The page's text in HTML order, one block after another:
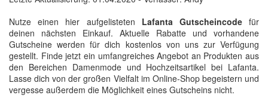
Nutze einen hier aufgelisteten Lafanta Gutscheincodefür
deinen nächsten Einkauf. Aktuelle Rabatte und vorhandene
Gutscheine werden für dich kostenlos von uns zur Verfügung
gestellt. Finde jetzt ein umfangreiches Angebot an Produkten aus
den Bereichen Damenmode und Hochzeitsartikel bei Lafanta.
Lasse dich von der großen Vielfalt im Online-Shop begeistern und
vergesse außerdem die Möglichkeit eines Gutscheins nicht.